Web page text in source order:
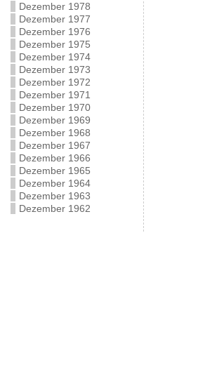
Dezember 1978
Dezember 1977
Dezember 1976
Dezember 1975
Dezember 1974
Dezember 1973
Dezember 1972
Dezember 1971
Dezember 1970
Dezember 1969
Dezember 1968
Dezember 1967
Dezember 1966
Dezember 1965
Dezember 1964
Dezember 1963
Dezember 1962